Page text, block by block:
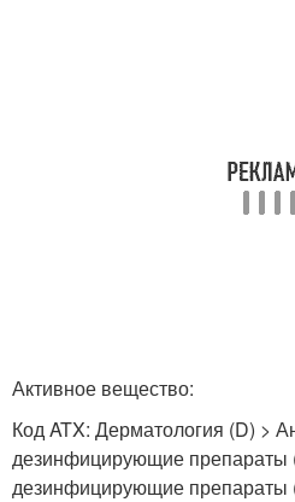
Ловушки с борной
Активное вещество:
Код ATX: Дерматология (D) >
дезинфицирующие препараты
дезинфицирующие препараты